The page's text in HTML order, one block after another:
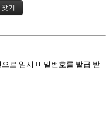
로 임시 비밀번호를 발급 받